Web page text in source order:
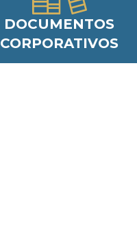
DOCUMENTOS
CORPORATIVOS